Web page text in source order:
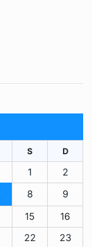
S D
1
2
8
9
15
16
22
23